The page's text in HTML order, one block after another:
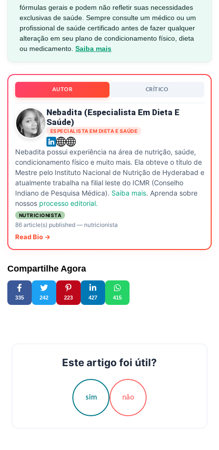
fórmulas gerais e podem não refletir suas necessidades
exclusivas de saúde. Sempre consulte um médico ou um
profissional de saúde certificado antes de fazer qualquer
alteração em seu plano de condicionamento físico, dieta
ou medicamento. Saiba mais
AUTOR CRÍTICO
Nebadita (especialista Em Dieta E
Saúde)
ESPECIALISTA EM DIETA E SAÚDE
Nebadita possui experiência na área de nutrição, saúde,
condicionamento físico e muito mais. Ela obteve o título de
Mestre pelo Instituto Nacional de Nutrição de Hyderabad e
atualmente trabalha na filial leste do ICMR (Conselho
Indiano de Pesquisa Médica). Saiba mais. Aprenda sobre
nossos processo editorial.
NUTRICIONISTA
86 article(s) published— nutricionista
Read Bio →
Compartilhe Agora
335 242 223 427 415
Este artigo foi útil?
sim não